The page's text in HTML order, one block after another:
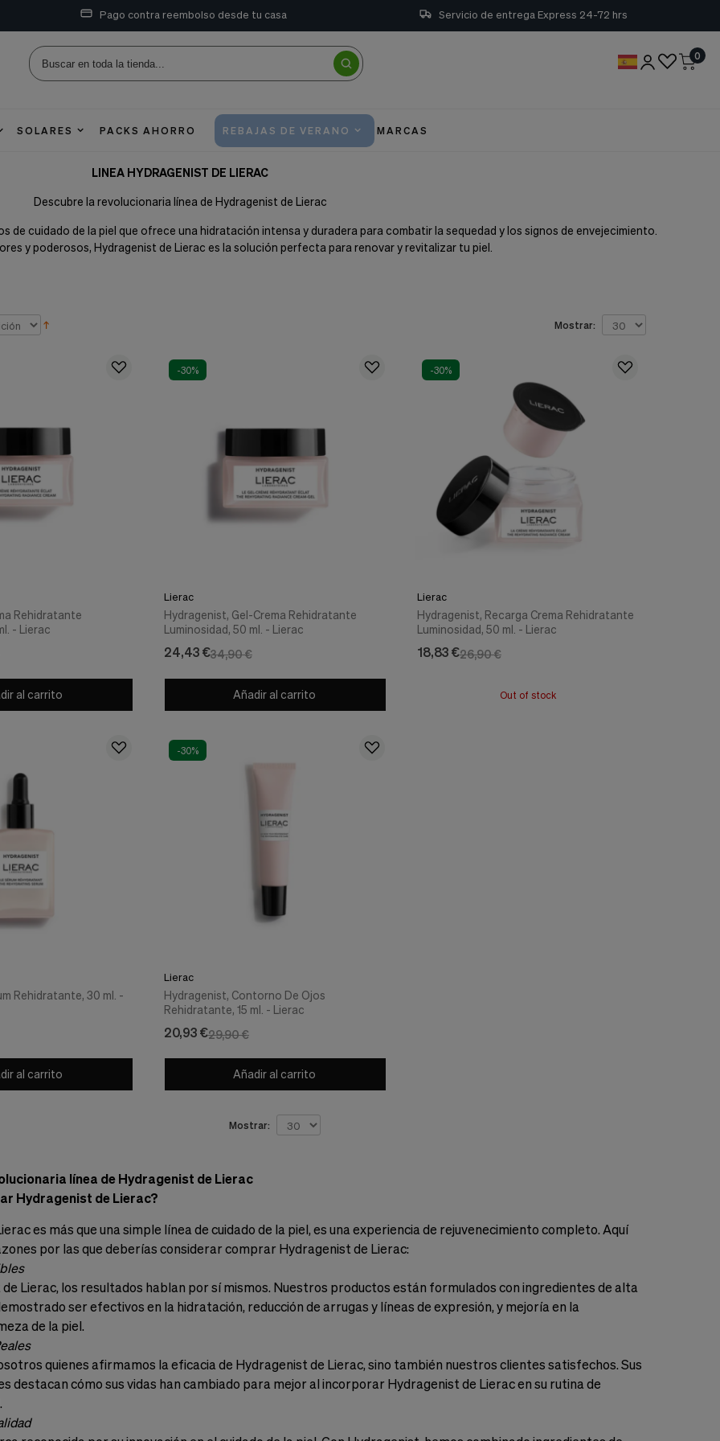
Pago contra reembolso desde tu casa Servicio de entrega Express 24-72 hrs
0
SOLARES PACKS AHORRO REBAJAS DE VERANO MARCAS
LINEA HYDRAGENIST DE LIERAC
Descubre la revolucionaria línea de Hydragenist de Lierac
de cuidado de la piel que ofrece una hidratación intensa y duradera para combatir la sequedad y los signos de envejecimiento.
y poderosos, Hydragenist de Lierac es la solución perfecta para renovar y revitalizar tu piel.
Mostrar:
Rehidratante
- Lierac
al carrito
-30%
Lierac
Hydragenist, Gel-Crema Rehidratante
Luminosidad, 50 ml. - Lierac
34,90 €
24,43 €
Añadir al carrito
-30%
Lierac
Hydragenist, Recarga Crema Rehidratante
Luminosidad, 50 ml. - Lierac
26,90 €
18,83 €
Out of stock
Rehidratante, 30 ml. -
al carrito
-30%
Lierac
Hydragenist, Contorno De Ojos
Rehidratante, 15 ml. - Lierac
29,90 €
20,93 €
Añadir al carrito
Mostrar:
línea de Hydragenist de Lierac
Hydragenist de Lierac?
es más que una simple línea de cuidado de la piel, es una experiencia de rejuvenecimiento completo. Aquí
por las que deberías considerar comprar Hydragenist de Lierac:
Lierac, los resultados hablan por sí mismos. Nuestros productos están formulados con ingredientes de alta
ser efectivos en la hidratación, reducción de arrugas y líneas de expresión, y mejoría en la
de la piel.
quienes afirmamos la eficacia de Hydragenist de Lierac, sino también nuestros clientes satisfechos. Sus
destacan cómo sus vidas han cambiado para mejor al incorporar Hydragenist de Lierac en su rutina de